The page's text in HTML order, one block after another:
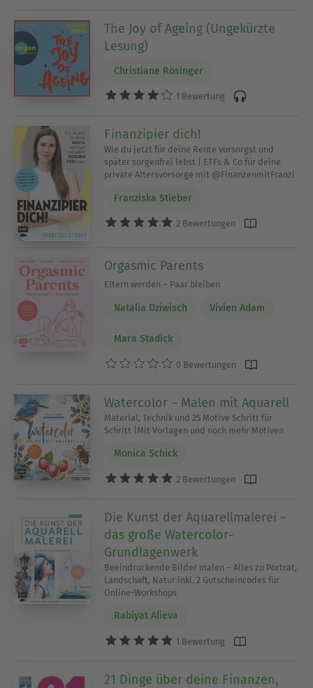
The Joy of Ageing (Ungekürzte
Lesung)
Christiane Rösinger
1 Bewertung
Finanzipier dich!
Wie du jetzt für deine Rente vorsorgst und
später sorgenfrei lebst | ETFs & Co für deine
private Altersvorsorge mit @FinanzenmitFranzi
Franziska Stieber
2 Bewertungen
Orgasmic Parents
Eltern werden – Paar bleiben
Natalia Dziwisch Vivien Adam
Mara Stadick
0 Bewertungen
Watercolor – Malen mit Aquarell
Material, Technik und 25 Motive Schritt für
Schritt |Mit Vorlagen und noch mehr Motiven
Monica Schick
2 Bewertungen
Die Kunst der Aquarellmalerei –
das große Watercolor-
Grundlagenwerk
Beeindruckende Bilder malen – Alles zu Porträt,
Landschaft, Natur inkl. 2 Gutscheincodes für
Online-Workshops
Rabiyat Alieva
1 Bewertung
21 Dinge über deine Finanzen,